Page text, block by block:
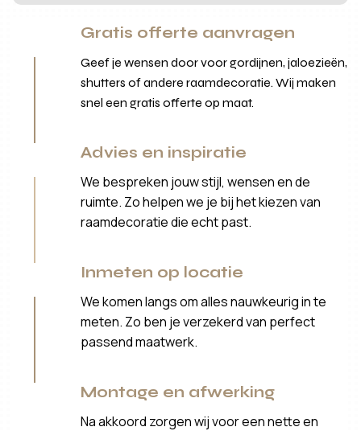
Gratis offerte aanvragen
Geef je wensen door voor gordijnen, jaloezieën,
shutters of andere raamdecoratie. Wij maken
snel een gratis offerte op maat.
Advies en inspiratie
We bespreken jouw stijl, wensen en de
ruimte. Zo helpen we je bij het kiezen van
raamdecoratie die echt past.
Inmeten op locatie
We komen langs om alles nauwkeurig in te
meten. Zo ben je verzekerd van perfect
passend maatwerk.
Montage en afwerking
Na akkoord zorgen wij voor een nette en